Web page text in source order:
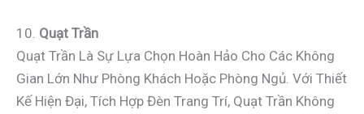
10. Quạt Trần
Quạt Trần Là Sự Lựa Chọn Hoàn Hảo Cho Các Không
Gian Lớn Như Phòng Khách Hoặc Phòng Ngủ. Với Thiết
Kế Hiện Đại, Tích Hợp Đèn Trang Trí, Quạt Trần Không